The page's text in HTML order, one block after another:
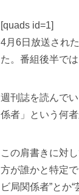
[quads id=1]
4月6日放送され
た。番組後半で
週刊誌を読んで
係者」という何
この肩書きに対
方が誰かと特定
ビ局関係者”とか